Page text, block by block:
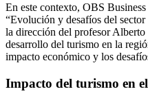
En este contexto, OBS
“Evolución y desafíos del
la dirección del profesor
desarrollo del turismo en la
impacto económico y los
Impacto del turismo en